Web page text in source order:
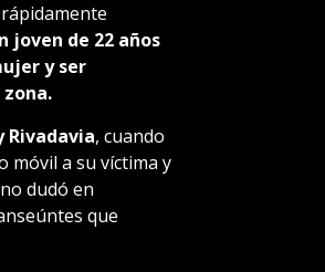
joven de 22 años
y ser
Rivadavia, cuando
móvil a su víctima y
dudó en
que